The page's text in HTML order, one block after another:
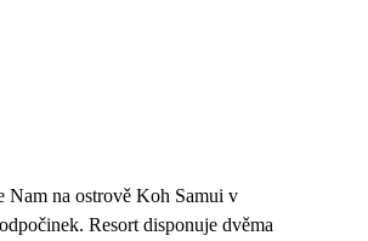
Nam na ostrově Koh Samui v
Resort disponuje dvěma